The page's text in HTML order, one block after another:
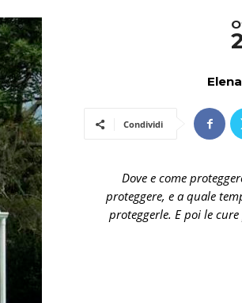
Condividi
Dove e come
proteggere, e a quale
proteggerle. E poi le